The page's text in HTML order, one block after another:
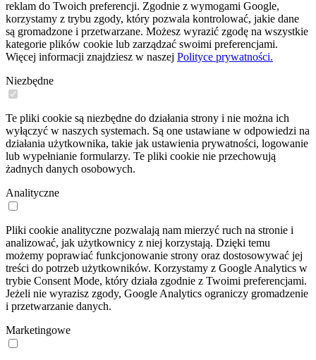
reklam do Twoich preferencji. Zgodnie z wymogami Google,
korzystamy z trybu zgody, który pozwala kontrolować, jakie dane
są gromadzone i przetwarzane. Możesz wyrazić zgodę na wszystkie
kategorie plików cookie lub zarządzać swoimi preferencjami.
Więcej informacji znajdziesz w naszej Polityce prywatności.
Niezbędne
Te pliki cookie są niezbędne do działania strony i nie można ich
wyłączyć w naszych systemach. Są one ustawiane w odpowiedzi na
działania użytkownika, takie jak ustawienia prywatności, logowanie
lub wypełnianie formularzy. Te pliki cookie nie przechowują
żadnych danych osobowych.
Analityczne
Pliki cookie analityczne pozwalają nam mierzyć ruch na stronie i
analizować, jak użytkownicy z niej korzystają. Dzięki temu
możemy poprawiać funkcjonowanie strony oraz dostosowywać jej
treści do potrzeb użytkowników. Korzystamy z Google Analytics w
trybie Consent Mode, który działa zgodnie z Twoimi preferencjami.
Jeżeli nie wyrazisz zgody, Google Analytics ograniczy gromadzenie
i przetwarzanie danych.
Marketingowe